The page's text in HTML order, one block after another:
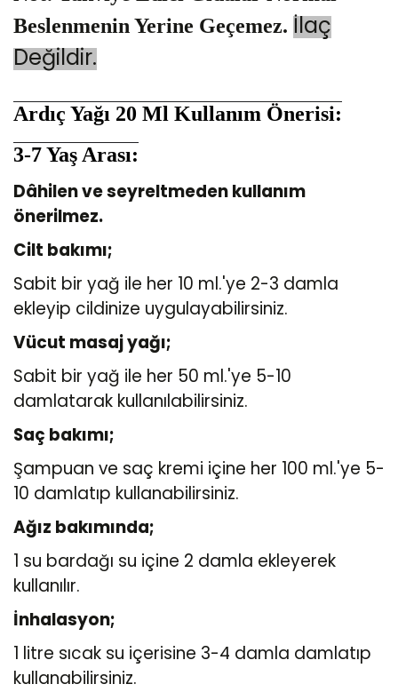
Beslenmenin Yerine Geçemez. İlaç
Değildir.
Ardıç Yağı 20 Ml Kullanım Önerisi:
3-7 Yaş Arası:
Dâhilen ve seyreltmeden kullanım
önerilmez.
Cilt bakımı;
Sabit bir yağ ile her 10 ml.'ye 2-3 damla
ekleyip cildinize uygulayabilirsiniz.
Vücut masaj yağı;
Sabit bir yağ ile her 50 ml.'ye 5-10
damlatarak kullanılabilirsiniz.
Saç bakımı;
Şampuan ve saç kremi içine her 100 ml.'ye 5-
10 damlatıp kullanabilirsiniz.
Ağız bakımında;
1 su bardağı su içine 2 damla ekleyerek
kullanılır.
İnhalasyon;
1 litre sıcak su içerisine 3-4 damla damlatıp
kullanabilirsiniz.